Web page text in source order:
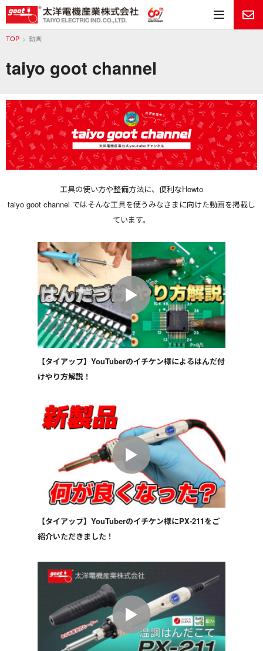
メ
taiyo goot channel
TOP 動画
工具の使い方や整備方法に、便利なHowto
taiyo goot channel ではそんな工具を使うみなさまに向けた動画を掲載し
ています。
【タイアップ】YouTuberのイチケン様によるはんだ付
けやり方解説！
【タイアップ】YouTuberのイチケン様にPX-211をご
紹介いただきました！